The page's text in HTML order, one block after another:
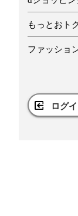
もっとおト
ファッショ
ログ